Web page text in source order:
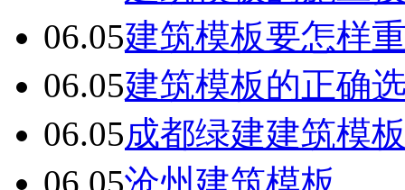
06.05建筑模板要怎样
06.05建筑模板的正确
06.05成都绿建建筑模